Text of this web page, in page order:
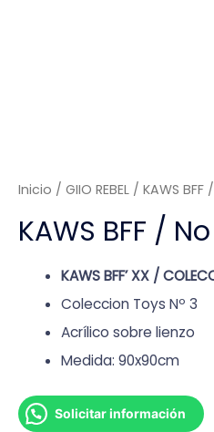
Inicio / GIIO REBEL / KAWS
KAWS BFF /
KAWS BFF’ XX /
Coleccion Toys Nº 3
Acrílico sobre lienzo
Medida: 90x90cm
Solicitar información